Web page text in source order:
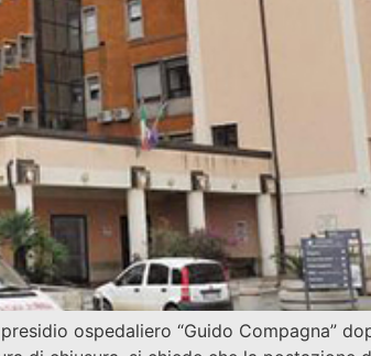
ospedaliero “Guido Compagna”